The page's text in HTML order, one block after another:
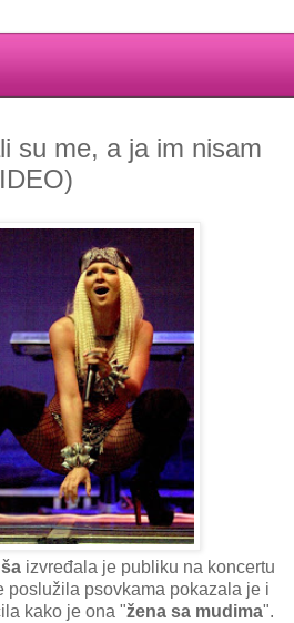
su me, a ja im nisam
izvređala je publiku na koncertu
poslužila psovkama pokazala je i
kako je ona "žena sa mudima".